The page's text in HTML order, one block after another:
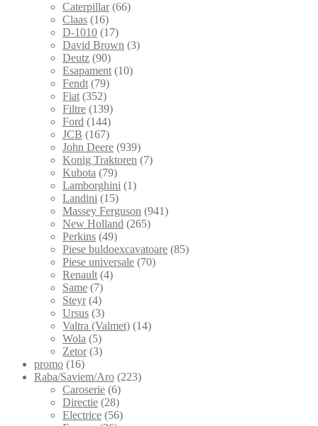
Caterpillar (66)
Claas (16)
D-1010 (17)
David Brown (3)
Deutz (90)
Esapament (10)
Fendt (79)
Fiat (352)
Filtre (139)
Ford (144)
JCB (167)
John Deere (939)
Konig Traktoren (7)
Kubota (79)
Lamborghini (1)
Landini (15)
Massey Ferguson (941)
New Holland (265)
Perkins (49)
Piese buldoexcavatoare (85)
Piese universale (70)
Renault (4)
Same (7)
Steyr (4)
Ursus (3)
Valtra (Valmet) (14)
Wola (5)
Zetor (3)
promo (16)
Raba/Saviem/Aro (223)
Caroserie (6)
Directie (28)
Electrice (56)